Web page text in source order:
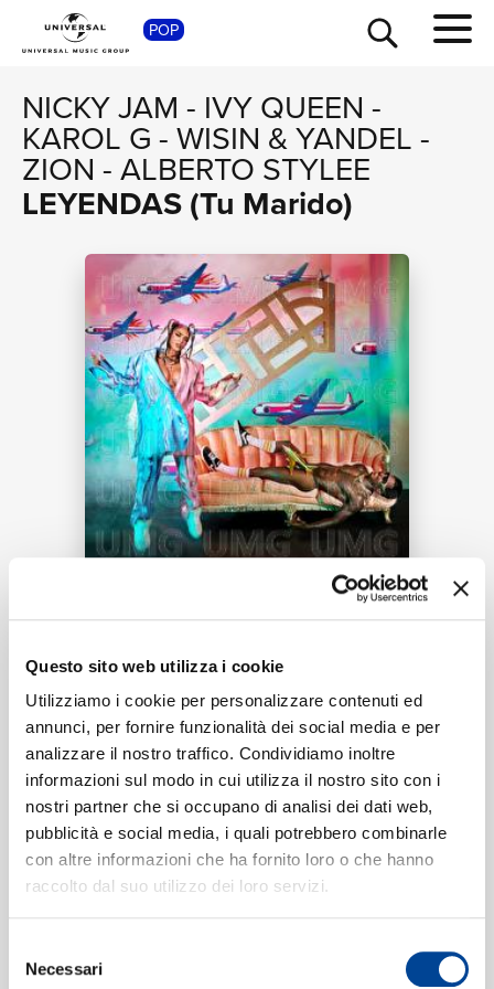
Questo sito web utilizza i cookie
Utilizziamo i cookie per personalizzare contenuti ed
annunci, per fornire funzionalità dei social media e per
analizzare il nostro traffico. Condividiamo inoltre
informazioni sul modo in cui utilizza il nostro sito con i
nostri partner che si occupano di analisi dei dati web,
pubblicità e social media, i quali potrebbero combinarle
con altre informazioni che ha fornito loro o che hanno
raccolto dal suo utilizzo dei loro servizi.
delNecessari
POP
NICKY JAM - IVY QUEEN -
KAROL G - WISIN & YANDEL -
ZION - ALBERTO STYLEE
LEYENDAS (Tu Marido)
Tracklist:
1 Tu Marido(Chorus/TikTok)
KAROL G, Wisin & Yandel, Nicky Jam, Ivy Queen, Zion,
Alberto Stylee
Formati disponibili:
Chorus/TikTok
SHOP
TOUR
NEWS
RICERCA
CHI SIAMO
CONTATTI
NEWSLETTER